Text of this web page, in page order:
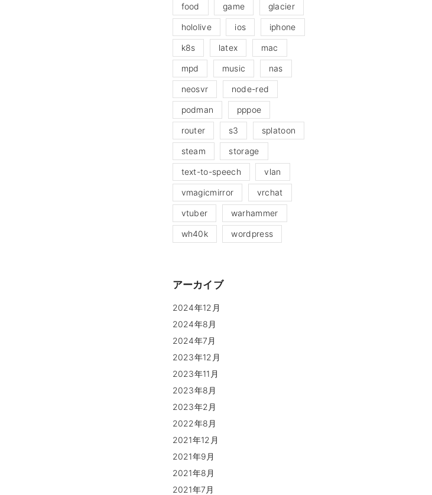
food game glacier
hololive ios iphone
k8s latex mac
mpd music nas
neosvr node-red
podman pppoe
router s3 splatoon
steam storage
text-to-speech vlan
vmagicmirror vrchat
vtuber warhammer
wh40k wordpress
アーカイブ
2024年12月
2024年8月
2024年7月
2023年12月
2023年11月
2023年8月
2023年2月
2022年8月
2021年12月
2021年9月
2021年8月
2021年7月